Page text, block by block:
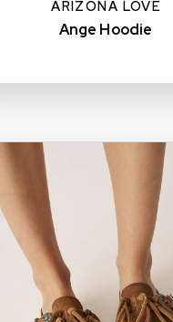
ARIZONA LOVE
Ange Hoodie